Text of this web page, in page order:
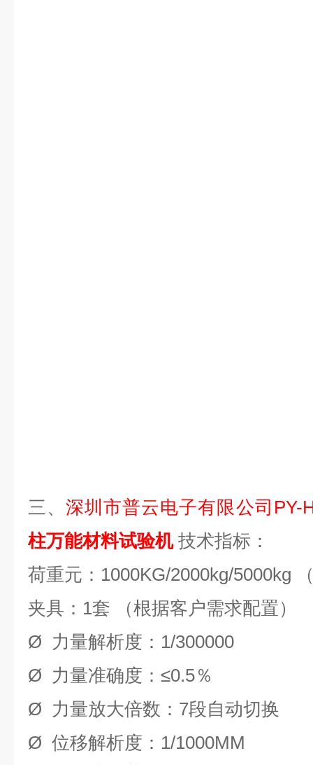
三、深圳市普云电子有限公司PY-
柱万能材料试验机 技术指标：
荷重元：1000KG/2000kg/5000kg
夹具：1套 （根据客户需求配置）
Ø 力量解析度：1/300000
Ø 力量准确度：≤0.5％
Ø 力量放大倍数：7段自动切换
Ø 位移解析度：1/1000MM